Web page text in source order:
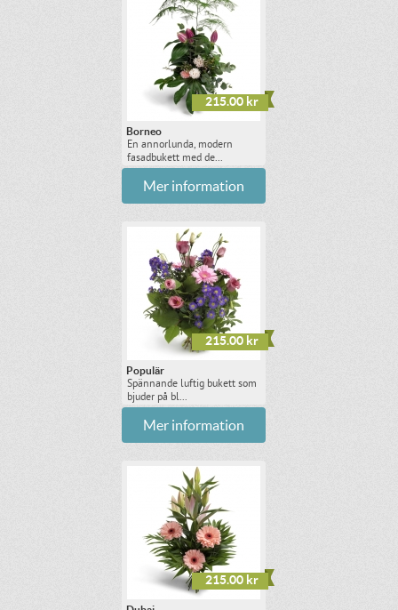
Borneo
En annorlunda, modern
fasadbukett med de...
215.00 kr
Mer information
Populär
Spännande luftig bukett som
bjuder på bl...
215.00 kr
Mer information
215.00 kr